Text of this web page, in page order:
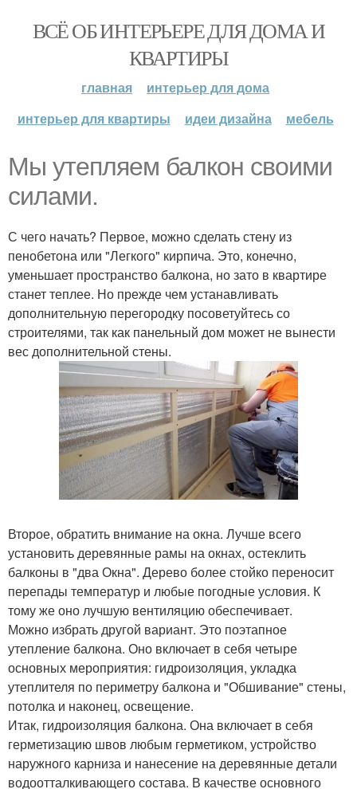
ВСЁ ОБ ИНТЕРЬЕРЕ ДЛЯ ДОМА И
КВАРТИРЫ
главная
интерьер для дома
интерьер для квартиры
идеи дизайна мебель
Мы утепляем балкон своими
силами.
С чего начать? Первое, можно сделать стену из
пенобетона или "Легкого" кирпича. Это, конечно,
уменьшает пространство балкона, но зато в квартире
станет теплее. Но прежде чем устанавливать
дополнительную перегородку посоветуйтесь со
строителями, так как панельный дом может не вынести
вес дополнительной стены.
Второе, обратить внимание на окна. Лучше всего
установить деревянные рамы на окнах, остеклить
балконы в "два Окна". Дерево более стойко переносит
перепады температур и любые погодные условия. К
тому же оно лучшую вентиляцию обеспечивает.
Можно избрать другой вариант. Это поэтапное
утепление балкона. Оно включает в себя четыре
основных мероприятия: гидроизоляция, укладка
утеплителя по периметру балкона и "Обшивание" стены,
потолка и наконец, освещение.
Итак, гидроизоляция балкона. Она включает в себя
герметизацию швов любым герметиком, устройство
наружного карниза и нанесение на деревянные детали
водоотталкивающего состава. В качестве основного